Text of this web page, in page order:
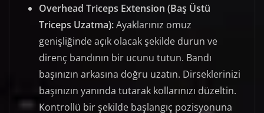
Overhead Triceps Extension (Baş Üstü
Triceps Uzatma):Ayaklarınız omuz
genişliğinde açık olacak şekilde durun ve
direnç bandının bir ucunu tutun. Bandı
başınızın arkasına doğru uzatın. Dirseklerinizi
başınızın yanında tutarak kollarınızı düzeltin.
Kontrollü bir şekilde başlangıç pozisyonuna